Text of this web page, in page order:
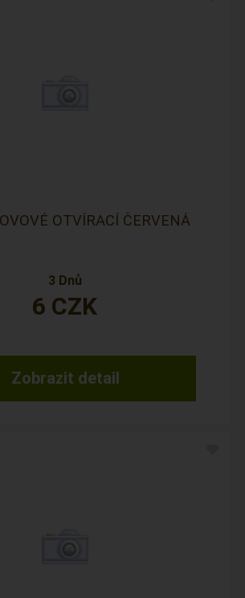
OTVÍRACÍ ČERVENÁ
3 Dnů
Zobrazit detail
6 CZK